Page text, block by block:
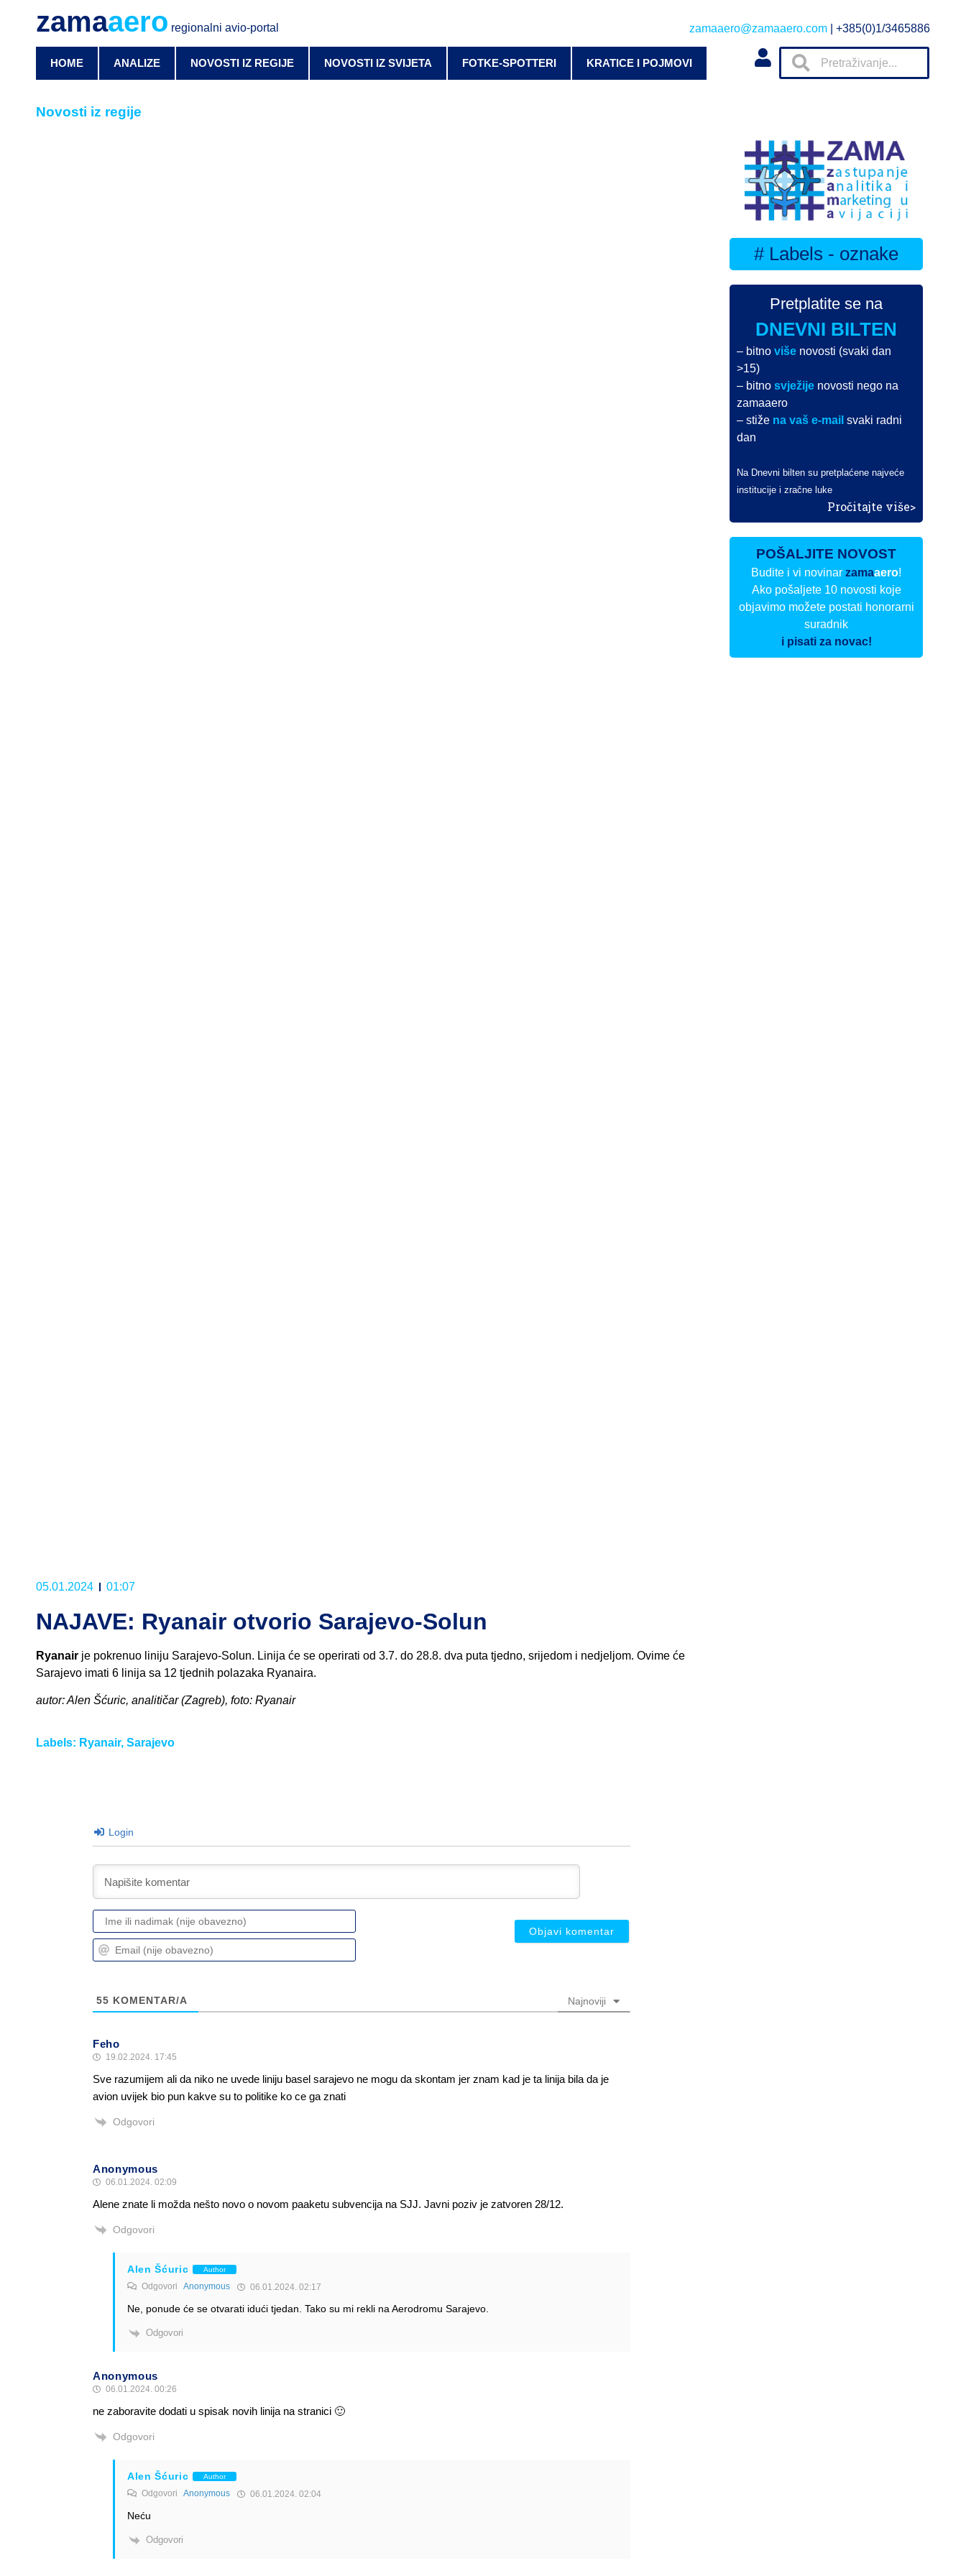
zamaaero regionalni avio-portal zamaaero@zamaaero.com | +385(0)1/3465886
HOME ANALIZE NOVOSTI IZ REGIJE NOVOSTI IZ SVIJETA FOTKE-SPOTTERI KRATICE I POJMOVI
Novosti iz regije
05.01.2024 01:07
NAJAVE: Ryanair otvorio Sarajevo-Solun
Ryanair je pokrenuo liniju Sarajevo-Solun. Linija će se operirati od 3.7. do 28.8. dva puta tjedno, srijedom i nedjeljom. Ovime će
Sarajevo imati 6 linija sa 12 tjednih polazaka Ryanaira.
autor: Alen Šćuric, analitičar (Zagreb), foto: Ryanair
Labels: Ryanair, Sarajevo
Login
Ime
ili
nadimak
Email
(nije
55 KOMENTAR/A Najnoviji
Feho
19.02.2024. 17:45
Sve razumijem ali da niko ne uvede liniju basel sarajevo ne mogu da skontam jer znam kad je ta linija bila da je
avion uvijek bio pun kakve su to politike ko ce ga znati
Odgovori
Anonymous
06.01.2024. 02:09
Alene znate li možda nešto novo o novom paaketu subvencija na SJJ. Javni poziv je zatvoren 28/12.
Odgovori
Alen Šćuric Author
Odgovori Anonymous 06.01.2024. 02:17
Ne, ponude će se otvarati idući tjedan. Tako su mi rekli na Aerodromu Sarajevo.
Odgovori
Anonymous
06.01.2024. 00:26
ne zaboravite dodati u spisak novih linija na stranici 🙂
Odgovori
Alen Šćuric Author
Odgovori Anonymous 06.01.2024. 02:04
Neću
Odgovori
# Labels - oznake
Pretplatite se na
DNEVNI BILTEN
– bitnoviše novosti (svaki dan
>15)
– bitnosvježije novosti nego na
zamaaero
– stiže na vaš e-mail svaki radni
dan
Na Dnevni bilten su pretplaćene najveće
institucije i zračne luke
Pročitajte više>
POŠALJITE NOVOST
Budite i vi novinarzamaaero!
Ako pošaljete 10 novosti koje
objavimo možete postati honorarni
suradnik
i pisati za novac!